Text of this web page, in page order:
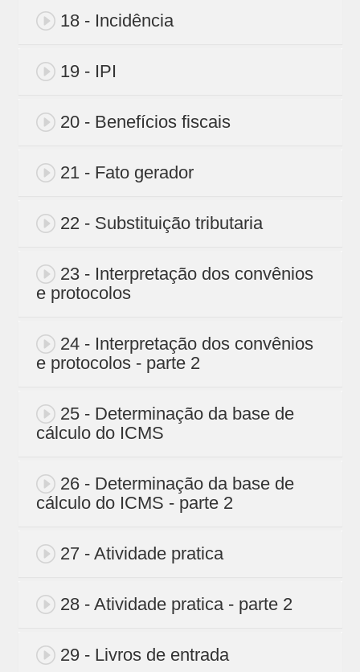
18 - Incidência
19 - IPI
20 - Benefícios fiscais
21 - Fato gerador
22 - Substituição tributaria
23 - Interpretação dos convênios
e protocolos
24 - Interpretação dos convênios
e protocolos - parte 2
25 - Determinação da base de
cálculo do ICMS
26 - Determinação da base de
cálculo do ICMS - parte 2
27 - Atividade pratica
28 - Atividade pratica - parte 2
29 - Livros de entrada